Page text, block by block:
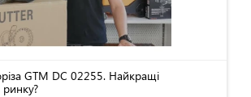
GTM DC 02255. Найкращі
ринку?